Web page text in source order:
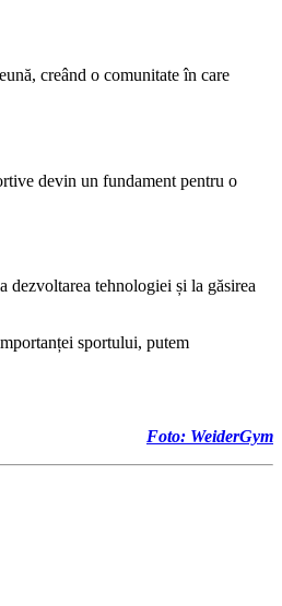
creând o comunitate în care
devin un fundament pentru o
dezvoltarea tehnologiei și la găsirea
sportului, putem
Foto: WeiderGym